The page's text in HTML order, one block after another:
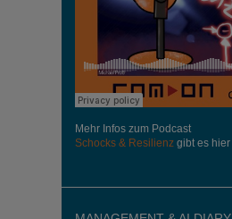
Mehr Infos zum Podcast
Schocks & Resilienz gibt es hier